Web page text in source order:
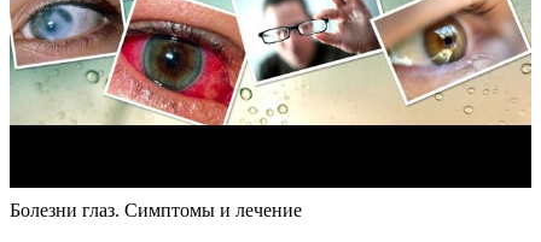
Болезни глаз. Симптомы и лечение